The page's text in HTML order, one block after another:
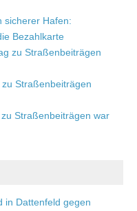
sicherer Hafen:
Bezahlkarte
zu Straßenbeiträgen
zu Straßenbeiträgen
Straßenbeiträgen war
in Dattenfeld gegen